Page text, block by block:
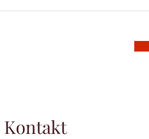
Kontakt